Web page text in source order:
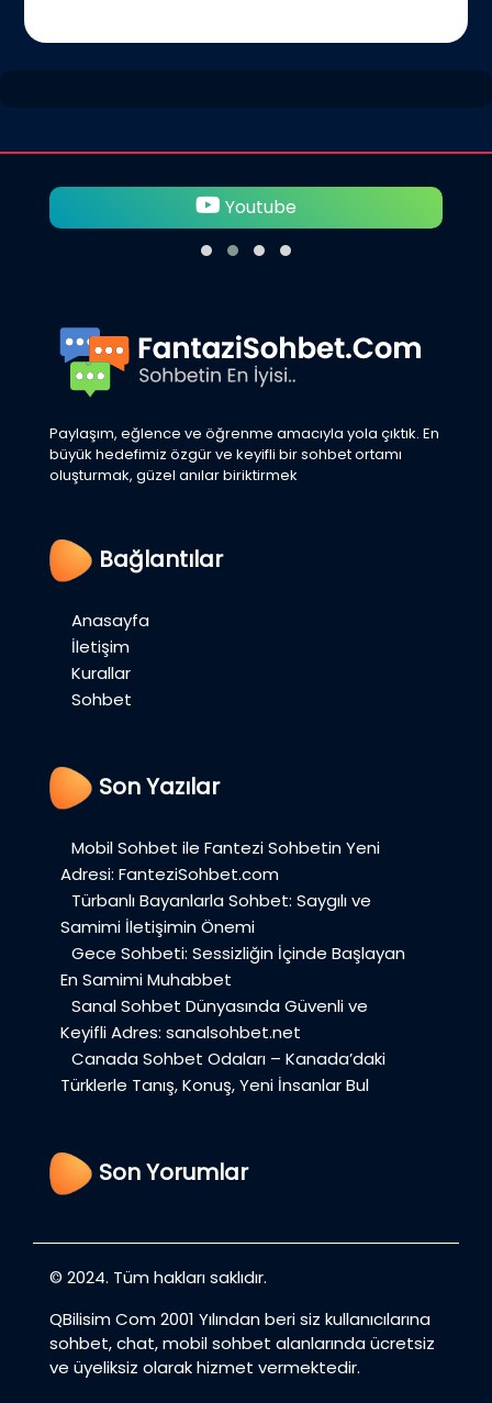
Youtube
Paylaşım, eğlence ve öğrenme amacıyla yola çıktık. En
büyük hedefimiz özgür ve keyifli bir sohbet ortamı
oluşturmak, güzel anılar biriktirmek
Bağlantılar
Anasayfa
İletişim
Kurallar
Sohbet
Son Yazılar
Mobil Sohbet ile Fantezi Sohbetin Yeni
Adresi: FanteziSohbet.com
Türbanlı Bayanlarla Sohbet: Saygılı ve
Samimi İletişimin Önemi
Gece Sohbeti: Sessizliğin İçinde Başlayan
En Samimi Muhabbet
Sanal Sohbet Dünyasında Güvenli ve
Keyifli Adres: sanalsohbet.net
Canada Sohbet Odaları – Kanada’daki
Türklerle Tanış, Konuş, Yeni İnsanlar Bul
Son Yorumlar
© 2024. Tüm hakları saklıdır.
QBilisim Com 2001 Yılından beri siz kullanıcılarına
sohbet, chat, mobil sohbet alanlarında ücretsiz
ve üyeliksiz olarak hizmet vermektedir.